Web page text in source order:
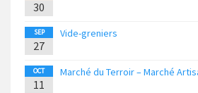
30
SEP
27
Vide-greniers
OCT
11
Marché du Terroir – Marché